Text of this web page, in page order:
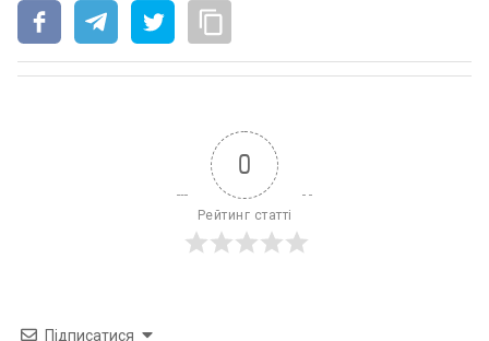
0
Рейтинг статті
Підписатися